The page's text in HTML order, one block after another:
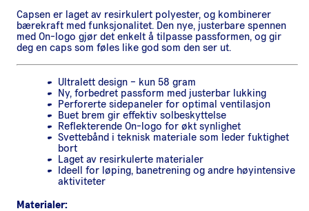
Capsen er laget av resirkulert polyester, og kombinerer
bærekraft med funksjonalitet. Den nye, justerbare spennen
med On-logo gjør det enkelt å tilpasse passformen, og gir
deg en caps som føles like god som den ser ut.
Ultralett design – kun 58 gram
Ny, forbedret passform med justerbar lukking
Perforerte sidepaneler for optimal ventilasjon
Buet brem gir effektiv solbeskyttelse
Reflekterende On-logo for økt synlighet
Svettebånd i teknisk materiale som leder fuktighet
bort
Laget av resirkulerte materialer
Ideell for løping, banetrening og andre høyintensive
aktiviteter
Materialer: